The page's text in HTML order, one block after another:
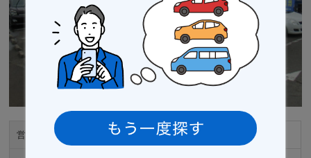
営業時間 10:00～19:00